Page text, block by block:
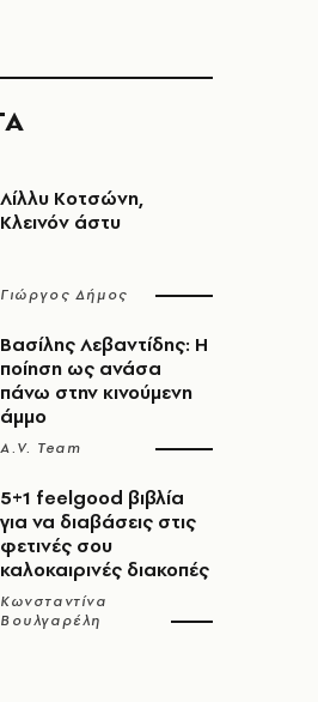
Λίλλυ Κοτσώνη,
Κλεινόν άστυ
Γιώργος Δήμος
Βασίλης Λεβαντίδης: Η
ποίηση ως ανάσα
πάνω στην κινούμενη
άμμο
A.V. Team
5+1 feelgood βιβλία
για να διαβάσεις στις
φετινές σου
καλοκαιρινές διακοπές
Κωνσταντίνα
Βουλγαρέλη